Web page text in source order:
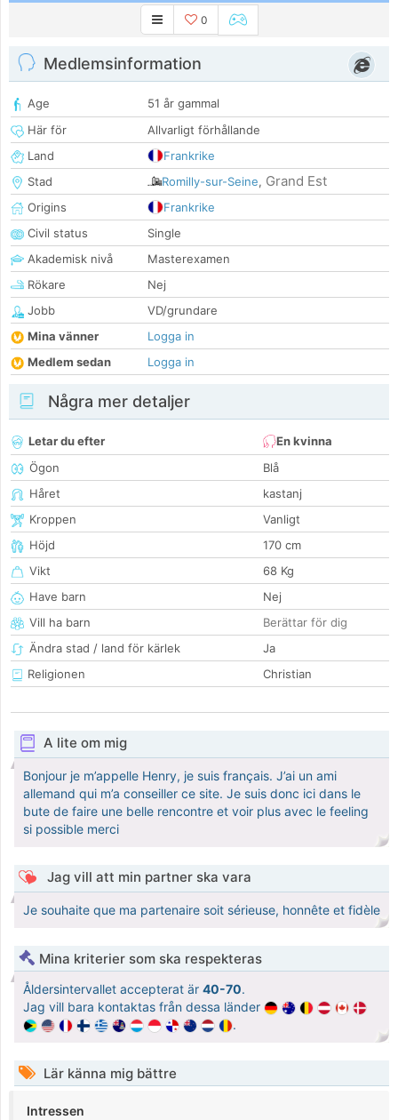
0
Medlemsinformation
Age
51 år gammal
Här för
Allvarligt förhållande
Land
Frankrike
Stad
Romilly-sur-Seine, Grand Est
Origins
Frankrike
Civil status
Single
Akademisk nivå
Masterexamen
Rökare
Nej
Jobb
VD/grundare
Mina vänner
Logga in
Medlem sedan
Logga in
Några mer detaljer
Letar du efter
En kvinna
Ögon
Blå
Håret
kastanj
Kroppen
Vanligt
Höjd
170 cm
Vikt
68 Kg
Have barn
Nej
Vill ha barn
Berättar för dig
Ändra stad / land för kärlek
Ja
Religionen
Christian
A lite om mig
Bonjour je m’appelle Henry, je suis français. J’ai un ami
allemand qui m’a conseiller ce site. Je suis donc ici dans le
bute de faire une belle rencontre et voir plus avec le feeling
si possible merci
Jag vill att min partner ska vara
Je souhaite que ma partenaire soit sérieuse, honnête et fidèle
Mina kriterier som ska respekteras
Åldersintervallet accepterat är 40-70.
Jag vill bara kontaktas från dessa länder
.
Lär känna mig bättre
Intressen